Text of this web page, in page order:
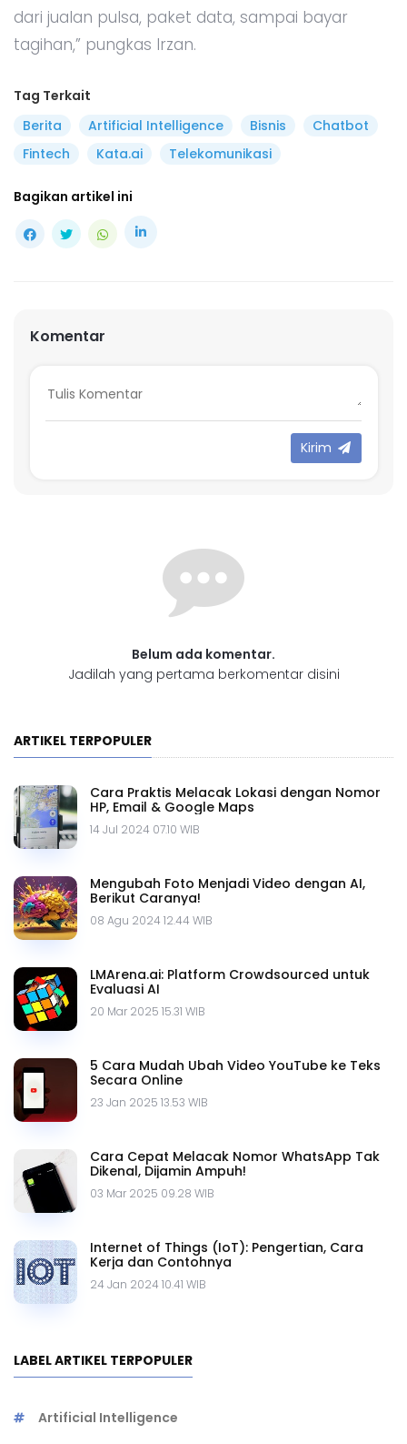
dari jualan pulsa, paket data, sampai bayar
tagihan,” pungkas Irzan.
Tag Terkait
Berita
Artificial Intelligence Bisnis
Chatbot
Fintech
Kata.ai Telekomunikasi
Bagikan artikel ini
Komentar
Kirim
Belum ada komentar.
Jadilah yang pertama berkomentar disini
ARTIKEL TERPOPULER
Cara Praktis Melacak Lokasi dengan Nomor
HP, Email & Google Maps
14 Jul 2024 07.10 WIB
Mengubah Foto Menjadi Video dengan AI,
Berikut Caranya!
08 Agu 2024 12.44 WIB
LMArena.ai: Platform Crowdsourced untuk
Evaluasi AI
20 Mar 2025 15.31 WIB
5 Cara Mudah Ubah Video YouTube ke Teks
Secara Online
23 Jan 2025 13.53 WIB
Cara Cepat Melacak Nomor WhatsApp Tak
Dikenal, Dijamin Ampuh!
03 Mar 2025 09.28 WIB
Internet of Things (IoT): Pengertian, Cara
Kerja dan Contohnya
24 Jan 2024 10.41 WIB
LABEL ARTIKEL TERPOPULER
Artificial Intelligence